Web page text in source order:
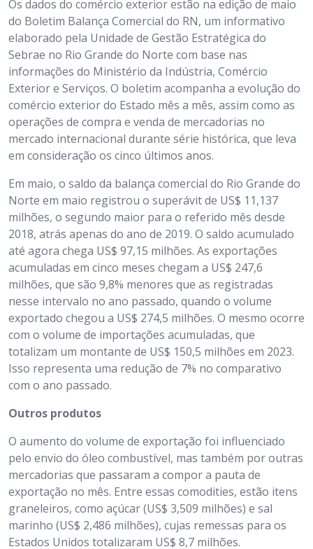
Os dados do comércio exterior estão na edição de maio
do Boletim Balança Comercial do RN, um informativo
elaborado pela Unidade de Gestão Estratégica do
Sebrae no Rio Grande do Norte com base nas
informações do Ministério da Indústria, Comércio
Exterior e Serviços. O boletim acompanha a evolução do
comércio exterior do Estado mês a mês, assim como as
operações de compra e venda de mercadorias no
mercado internacional durante série histórica, que leva
em consideração os cinco últimos anos.
Em maio, o saldo da balança comercial do Rio Grande do
Norte em maio registrou o superávit de US$ 11,137
milhões, o segundo maior para o referido mês desde
2018, atrás apenas do ano de 2019. O saldo acumulado
até agora chega US$ 97,15 milhões. As exportações
acumuladas em cinco meses chegam a US$ 247,6
milhões, que são 9,8% menores que as registradas
nesse intervalo no ano passado, quando o volume
exportado chegou a US$ 274,5 milhões. O mesmo ocorre
com o volume de importações acumuladas, que
totalizam um montante de US$ 150,5 milhões em 2023.
Isso representa uma redução de 7% no comparativo
com o ano passado.
Outros produtos
O aumento do volume de exportação foi influenciado
pelo envio do óleo combustível, mas também por outras
mercadorias que passaram a compor a pauta de
exportação no mês. Entre essas comodities, estão itens
graneleiros, como açúcar (US$ 3,509 milhões) e sal
marinho (US$ 2,486 milhões), cujas remessas para os
Estados Unidos totalizaram US$ 8,7 milhões.